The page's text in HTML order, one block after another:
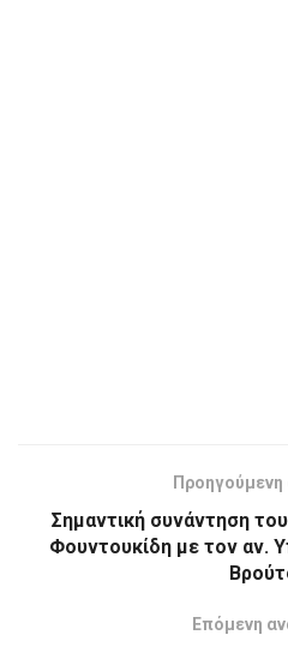
Προηγούμενη
Σημαντική συνάντηση
Φουντουκίδη με τον αν.
Επόμενη